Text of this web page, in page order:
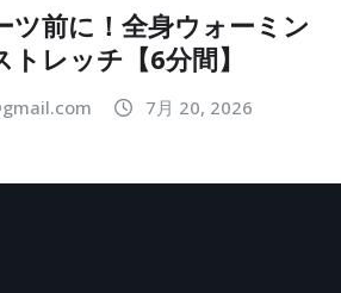
ツ前に！全身ウォーミン
レッチ【6分間】
7月 20, 2026